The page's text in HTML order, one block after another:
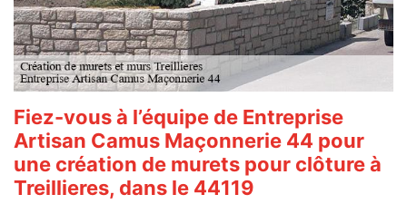
Fiez-vous à l’équipe de Entreprise
Artisan Camus Maçonnerie 44 pour
une création de murets pour clôture à
Treillieres, dans le 44119